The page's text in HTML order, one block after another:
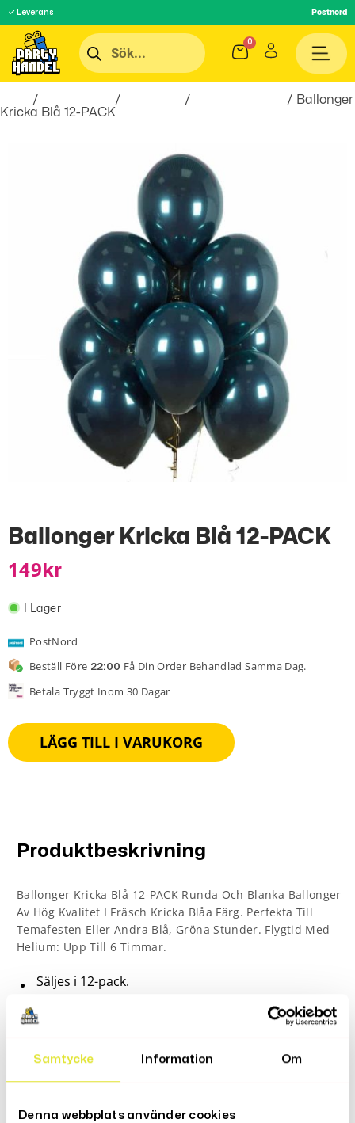
Samtycke Information Om
Denna webbplats använder cookies
✓ Leverans Postnord
/ / /
/ Ballonger
Kricka Blå 12-PACK
Ballonger Kricka Blå 12-PACK
149 Kr
I Lager
PostNord
Beställ Före 22:00 Få Din Order Behandlad Samma Dag.
Betala Tryggt Inom 30 Dagar
LÄGG TILL I VARUKORG
Produktbeskrivning
Ballonger Kricka Blå 12-PACK Runda Och Blanka Ballonger
Av Hög Kvalitet I Fräsch Kricka Blåa Färg. Perfekta Till
Temafesten Eller Andra Blå, Gröna Stunder. Flygtid Med
Helium: Upp Till 6 Timmar.
Säljes i 12-pack.
Material: Latex